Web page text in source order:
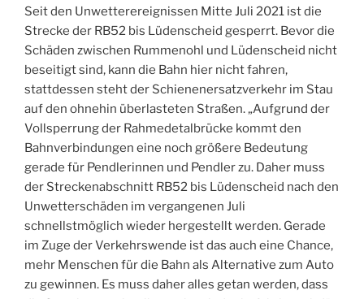
Seit den Unwetterereignissen Mitte Juli 2021 ist die
Strecke der RB52 bis Lüdenscheid gesperrt. Bevor die
Schäden zwischen Rummenohl und Lüdenscheid nicht
beseitigt sind, kann die Bahn hier nicht fahren,
stattdessen steht der Schienenersatzverkehr im Stau
auf den ohnehin überlasteten Straßen. „Aufgrund der
Vollsperrung der Rahmedetalbrücke kommt den
Bahnverbindungen eine noch größere Bedeutung
gerade für Pendlerinnen und Pendler zu. Daher muss
der Streckenabschnitt RB52 bis Lüdenscheid nach den
Unwetterschäden im vergangenen Juli
schnellstmöglich wieder hergestellt werden. Gerade
im Zuge der Verkehrswende ist das auch eine Chance,
mehr Menschen für die Bahn als Alternative zum Auto
zu gewinnen. Es muss daher alles getan werden, dass